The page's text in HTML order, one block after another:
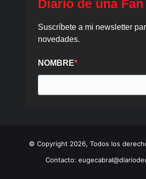
© Copyright 2026, Todos los
Contacto: